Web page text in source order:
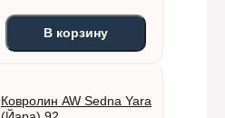
В корзину
Ковролин AW Sedna Yara